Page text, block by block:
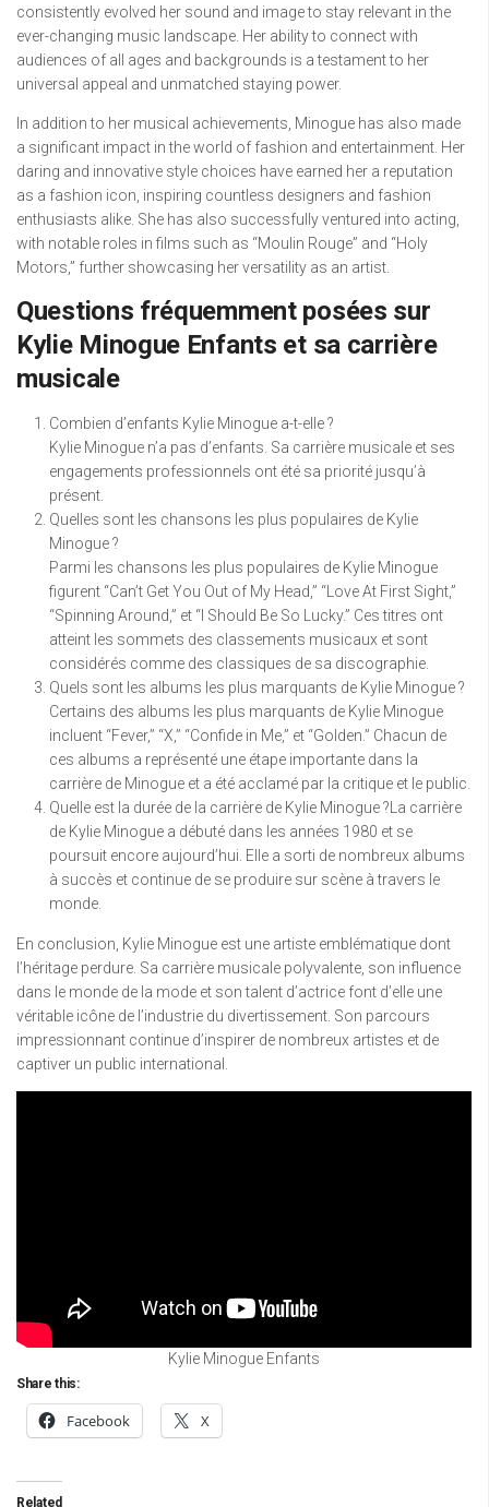
consistently evolved her sound and image to stay relevant in the
ever-changing music landscape. Her ability to connect with
audiences of all ages and backgrounds is a testament to her
universal appeal and unmatched staying power.
In addition to her musical achievements, Minogue has also made
a significant impact in the world of fashion and entertainment. Her
daring and innovative style choices have earned her a reputation
as a fashion icon, inspiring countless designers and fashion
enthusiasts alike. She has also successfully ventured into acting,
with notable roles in films such as “Moulin Rouge” and “Holy
Motors,” further showcasing her versatility as an artist.
Questions fréquemment posées sur
Kylie Minogue Enfants et sa carrière
musicale
Combien d’enfants Kylie Minogue a-t-elle ?
Kylie Minogue n’a pas d’enfants. Sa carrière musicale et ses
engagements professionnels ont été sa priorité jusqu’à
présent.
Quelles sont les chansons les plus populaires de Kylie
Minogue ?
Parmi les chansons les plus populaires de Kylie Minogue
figurent “Can’t Get You Out of My Head,” “Love At First Sight,”
“Spinning Around,” et “I Should Be So Lucky.” Ces titres ont
atteint les sommets des classements musicaux et sont
considérés comme des classiques de sa discographie.
Quels sont les albums les plus marquants de Kylie Minogue ?
Certains des albums les plus marquants de Kylie Minogue
incluent “Fever,” “X,” “Confide in Me,” et “Golden.” Chacun de
ces albums a représenté une étape importante dans la
carrière de Minogue et a été acclamé par la critique et le public.
Quelle est la durée de la carrière de Kylie Minogue ?La carrière
de Kylie Minogue a débuté dans les années 1980 et se
poursuit encore aujourd’hui. Elle a sorti de nombreux albums
à succès et continue de se produire sur scène à travers le
monde.
En conclusion, Kylie Minogue est une artiste emblématique dont
l’héritage perdure. Sa carrière musicale polyvalente, son influence
dans le monde de la mode et son talent d’actrice font d’elle une
véritable icône de l’industrie du divertissement. Son parcours
impressionnant continue d’inspirer de nombreux artistes et de
captiver un public international.
Kylie Minogue Enfants
Share this:
Facebook X
Related